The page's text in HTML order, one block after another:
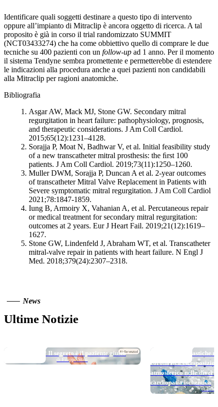
Identificare quali soggetti destinare a questo tipo di intervento
oppure all’impianto di Mitraclip è ancora oggetto di ricerca. A tal
proposito è già in corso il trial randomizzato SUMMIT
(NCT03433274) che ha come obbiettivo quello di comprare le due
tecniche su 400 pazienti con un follow-up ad 1 anno. Per il momento
il sistema Tendyne sembra promettente e permetterebbe di estendere
le indicazioni alla procedura anche a quei pazienti non candidabili
alla Mitraclip per ragioni anatomiche.
Bibliografia
Asgar AW, Mack MJ, Stone GW. Secondary mitral
regurgitation in heart failure: pathophysiology, prognosis,
and therapeutic considerations. J Am Coll Cardiol.
2015;65(12):1231–4128.
Sorajja P, Moat N, Badhwar V, et al. Initial feasibility study
of a new transcatheter mitral prosthesis: the ﬁrst 100
patients. J Am Coll Cardiol. 2019;73(11):1250–1260.
Muller DWM, Sorajja P, Duncan A et al. 2-year outcomes
of transcatheter Mitral Valve Replacement in Patients with
Severe symptomatic mitral regurgitation. J Am Coll Cardiol
2021;78:1847-1859.
Iung B, Armoiry X, Vahanian A, et al. Percutaneous repair
or medical treatment for secondary mitral regurgitation:
outcomes at 2 years. Eur J Heart Fail. 2019;21(12):1619–
1627.
Stone GW, Lindenfeld J, Abraham WT, et al. Transcatheter
mitral-valve repair in patients with heart failure. N Engl J
Med. 2018;379(24):2307–2318.
News
Ultime Notizie
Long DAPT…? Il segreto è il paziente giusto
di Filippo Stazi
Micro e nanoplastiche
coronarica ed
atmosferico nelle
cardiopatia ischemica
di